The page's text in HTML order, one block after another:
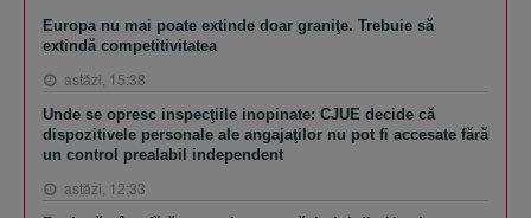
Europa nu mai poate extinde doar graniţe. Trebuie să
extindă competitivitatea
astăzi, 15:38
Unde se opresc inspecţiile inopinate: CJUE decide că
dispozitivele personale ale angajaţilor nu pot fi accesate fără
un control prealabil independent
astăzi, 12:33